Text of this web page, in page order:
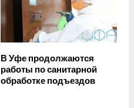
В Уфе продолжаются
работы по санитарной
обработке подъездов